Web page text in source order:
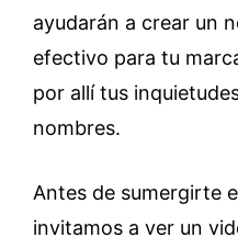
ayudarán a crear un
efectivo para tu
por allí tus
nombres.
Antes de sumergirte
invitamos a ver un